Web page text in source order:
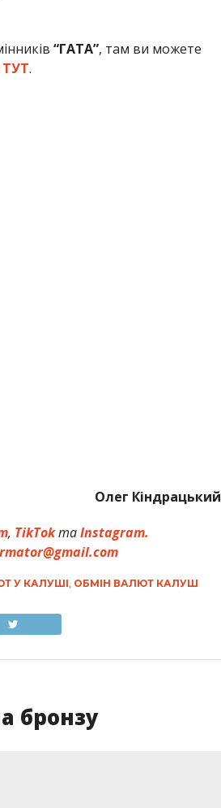
“ГАТА”, там ви можете
.
Олег Кіндрацький
, TikTokтаInstagram.
У КАЛУШІ ОБМІН ВАЛЮТ КАЛУШ
бронзу